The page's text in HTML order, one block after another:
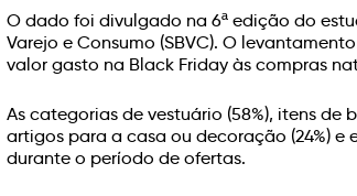
O dado foi divulgado na 6ª edição do
Varejo e Consumo (SBVC). O
valor gasto na Black Friday às compras
As categorias de vestuário (58%), itens de
artigos para a casa ou decoração (24%)
durante o período de ofertas.